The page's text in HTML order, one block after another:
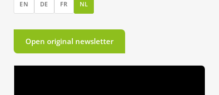
EN DE FR NL
Open original newsletter